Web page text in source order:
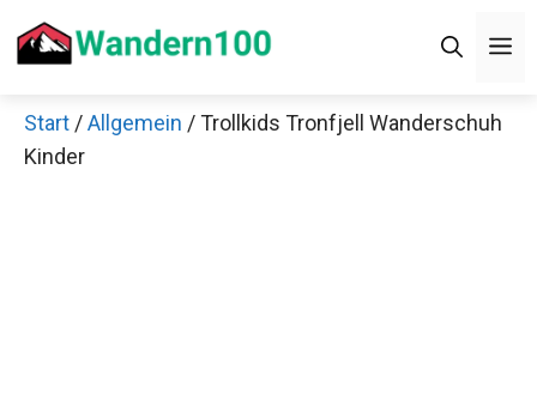
Inhalt
Start /Allgemein / Trollkids Tronfjell Wanderschuh
Kinder